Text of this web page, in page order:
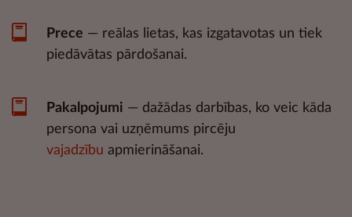
Prece — reālas lietas, kas izgatavotas un tiek
piedāvātas pārdošanai.
Pakalpojumi — dažādas darbības, ko veic kāda
persona vai uzņēmums pircēju
vajadzību apmierināšanai.